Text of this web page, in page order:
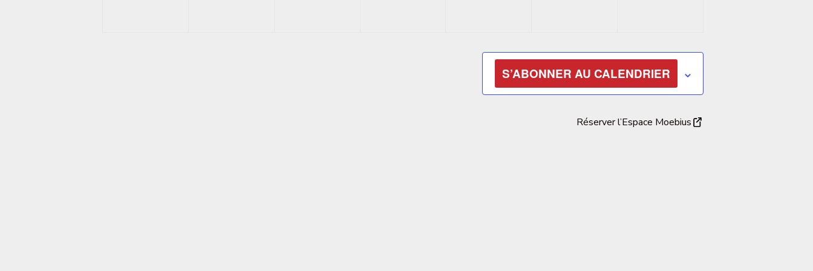
S’ABONNER AU CALENDRIER
Réserver l’Espace Moebius